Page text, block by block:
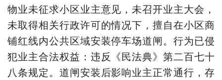
物业未征求小区业主意见，未召开业主大会，
未取得相关行政许可的情况下，擅自在小区商
铺红线内公共区域安装停车场道闸。行为已侵
犯业主合法权益：违反《民法典》第二百七十
八条规定。道闸安装后影响业主正常通行，存